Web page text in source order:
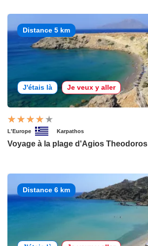
Distance 5 km
J'étais là Je veux y aller
L'Europe Karpathos
Voyage à la plage d'Agios Theodoros
Distance 6 km